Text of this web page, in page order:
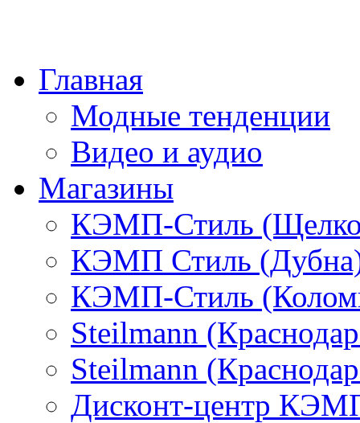
Главная
Модные тенденции
Видео и аудио
Магазины
КЭМП-Стиль
КЭМП Стиль
КЭМП-Стиль
Steilmann
Steilmann
Дисконт-центр